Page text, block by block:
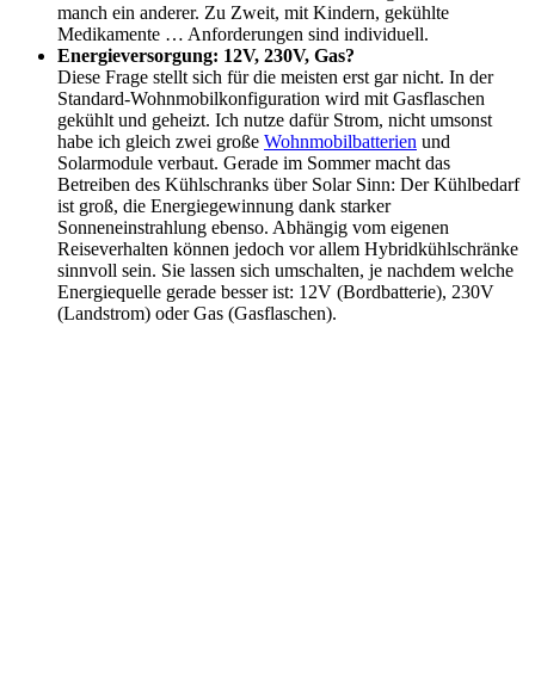
manch ein anderer. Zu Zweit, mit Kindern, gekühlte
Medikamente … Anforderungen sind individuell.
Energieversorgung: 12V, 230V, Gas?
Diese Frage stellt sich für die meisten erst gar nicht. In der
Standard-Wohnmobilkonfiguration wird mit Gasflaschen
gekühlt und geheizt. Ich nutze dafür Strom, nicht umsonst
habe ich gleich zwei große Wohnmobilbatterien und
Solarmodule verbaut. Gerade im Sommer macht das
Betreiben des Kühlschranks über Solar Sinn: Der Kühlbedarf
ist groß, die Energiegewinnung dank starker
Sonneneinstrahlung ebenso. Abhängig vom eigenen
Reiseverhalten können jedoch vor allem Hybridkühlschränke
sinnvoll sein. Sie lassen sich umschalten, je nachdem welche
Energiequelle gerade besser ist: 12V (Bordbatterie), 230V
(Landstrom) oder Gas (Gasflaschen).